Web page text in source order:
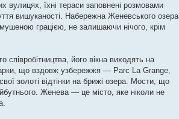
вулицях, їхні тераси заповнені розмовами
вишуканості. Набережна Женевського озера
грацією, не залишаючи нічого, крім
співробітництва, його вікна виходять на
що вздовж узбережжя — Parc La Grange,
золоті відтінки на брижі озера. Мости, що
Женева — це місто, яке ніколи не